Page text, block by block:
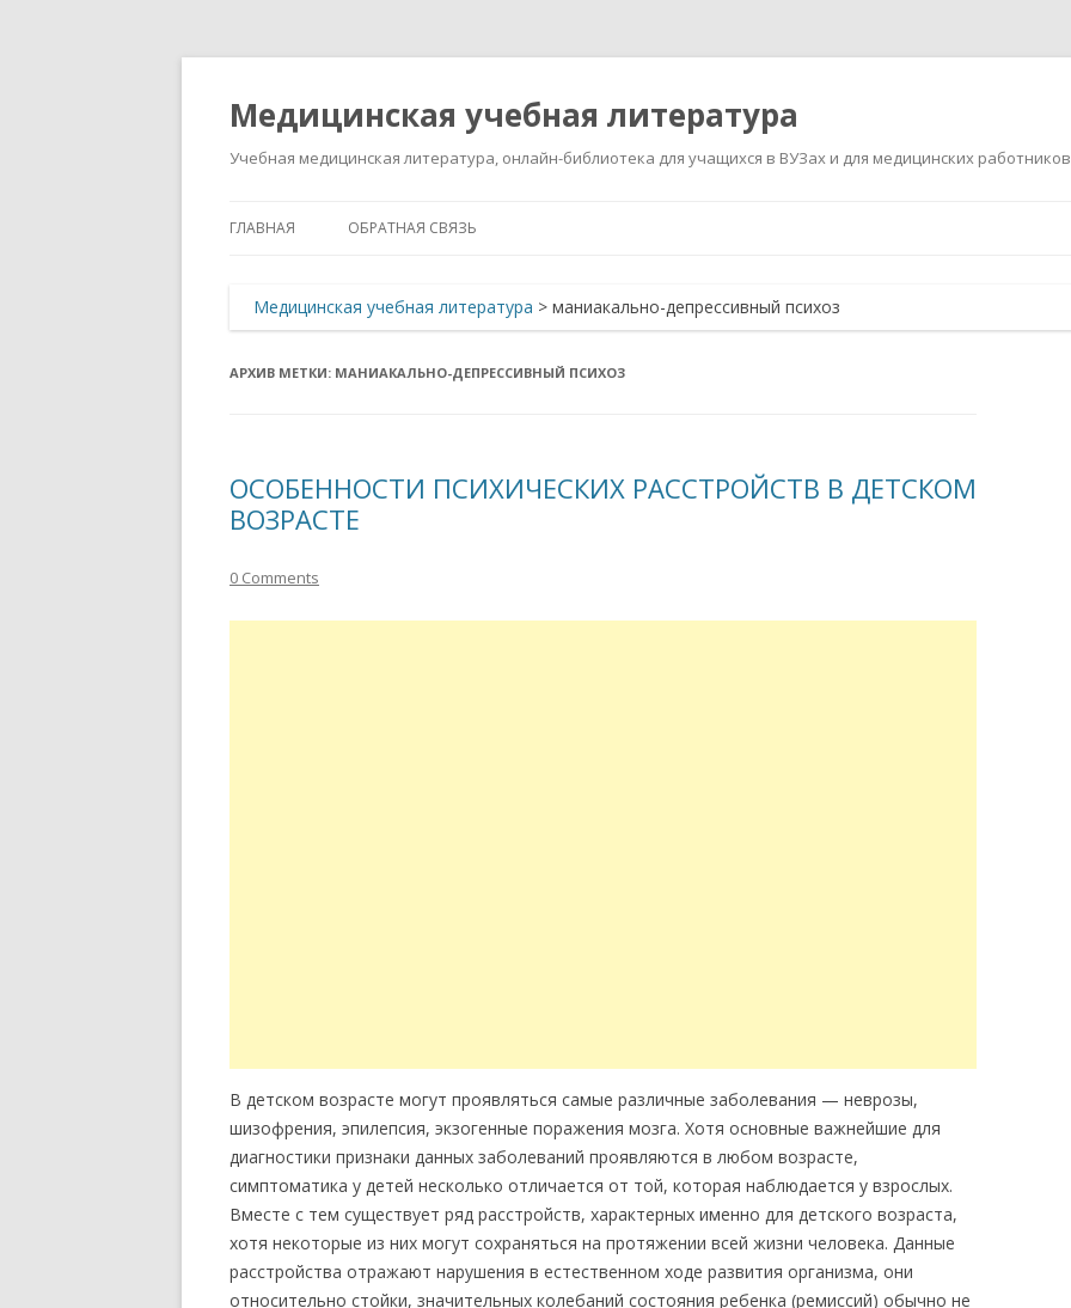
Медицинская учебная литература
Учебная медицинская литература, онлайн-библиотека для учащихся в ВУЗах и для медицинских работников
ГЛАВНАЯ ОБРАТНАЯ СВЯЗЬ
Медицинская учебная литература > маниакально-депрессивный психоз
АРХИВ МЕТКИ: МАНИАКАЛЬНО-ДЕПРЕССИВНЫЙ ПСИХОЗ
ОСОБЕННОСТИ ПСИХИЧЕСКИХ РАССТРОЙСТВ В ДЕТСКОМ
ВОЗРАСТЕ
0 Comments
В детском возрасте могут проявляться самые различные заболевания — неврозы,
шизофрения, эпилепсия, экзогенные поражения мозга. Хотя основные важнейшие для
диагностики признаки данных заболеваний проявляются в любом возрасте,
симптоматика у детей несколько отличается от той, которая наблюдается у взрослых.
Вместе с тем существует ряд расстройств, характерных именно для детского возраста,
хотя некоторые из них могут сохраняться на протяжении всей жизни человека. Данные
расстройства отражают нарушения в естественном ходе развития организма, они
относительно стойки, значительных колебаний состояния ребенка (ремиссий) обычно не